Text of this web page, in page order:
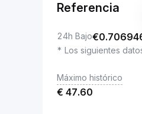
Referencia
24h Bajo€
* Los siguientes
Máximo histórico
€ 47.60